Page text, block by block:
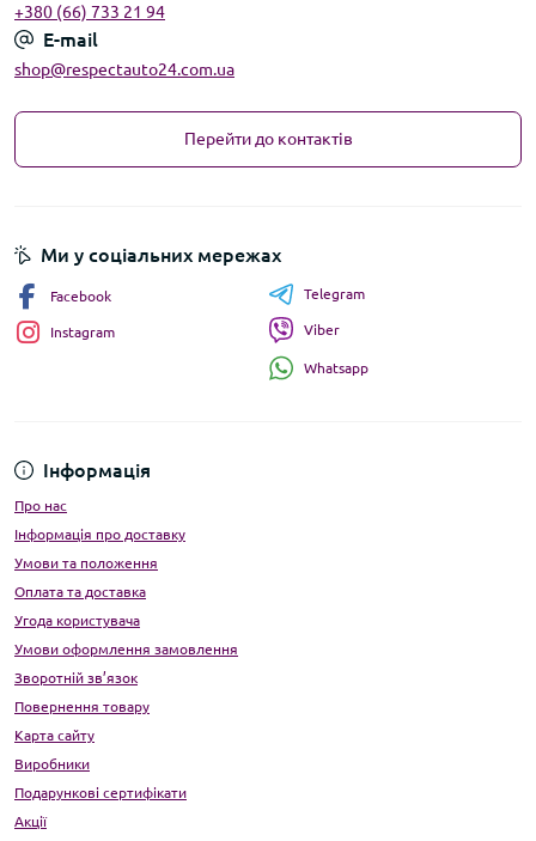
+380 (66) 733 21 94
E-mail
shop@respectauto24.com.ua
Перейти до контактів
Інформація
Про нас
Інформація про доставку
Умови та положення
Оплата та доставка
Угода користувача
Умови оформлення замовлення
Зворотній зв’язок
Повернення товару
Карта сайту
Виробники
Подарункові сертифікати
Акції
Ми у соціальних мережах
Facebook
Instagram
Telegram
Viber
Whatsapp